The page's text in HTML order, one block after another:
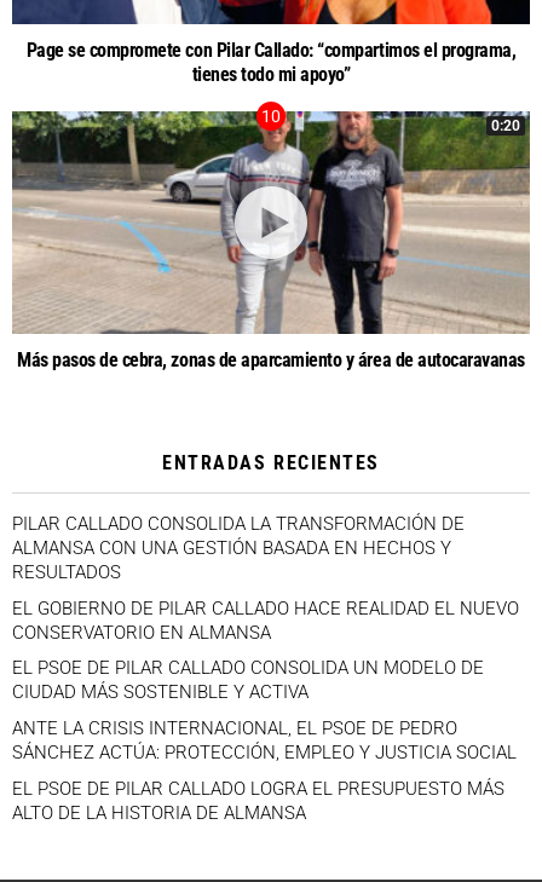
Page se compromete con Pilar Callado: “compartimos el programa,
tienes todo mi apoyo”
0:20
Más pasos de cebra, zonas de aparcamiento y área de autocaravanas
ENTRADAS RECIENTES
PILAR CALLADO CONSOLIDA LA TRANSFORMACIÓN DE
ALMANSA CON UNA GESTIÓN BASADA EN HECHOS Y
RESULTADOS
EL GOBIERNO DE PILAR CALLADO HACE REALIDAD EL NUEVO
CONSERVATORIO EN ALMANSA
EL PSOE DE PILAR CALLADO CONSOLIDA UN MODELO DE
CIUDAD MÁS SOSTENIBLE Y ACTIVA
ANTE LA CRISIS INTERNACIONAL, EL PSOE DE PEDRO
SÁNCHEZ ACTÚA: PROTECCIÓN, EMPLEO Y JUSTICIA SOCIAL
EL PSOE DE PILAR CALLADO LOGRA EL PRESUPUESTO MÁS
ALTO DE LA HISTORIA DE ALMANSA